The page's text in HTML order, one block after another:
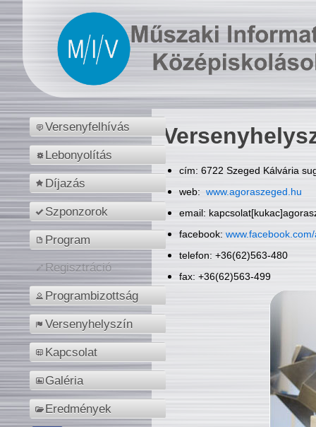
Versenyfelhívás
Lebonyolítás
Díjazás
Szponzorok
Program
Regisztráció
Programbizottság
Versenyhelyszín
Kapcsolat
Galéria
Eredmények
cím: 6722 Szeged Kálvária
web: www.agoraszeged.hu
email:
facebook:
telefon: +36(62)563-480
fax: +36(62)563-499